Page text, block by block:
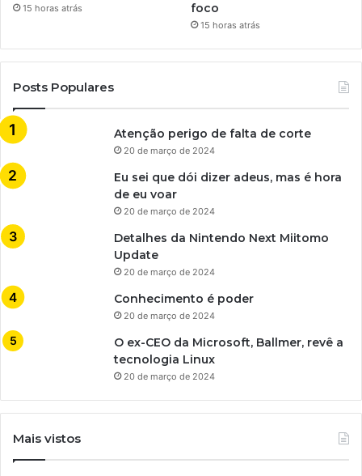
15 horas atrás
foco
15 horas atrás
Posts Populares
Atenção perigo de falta de corte
20 de março de 2024
Eu sei que dói dizer adeus, mas é hora
de eu voar
20 de março de 2024
Detalhes da Nintendo Next Miitomo
Update
20 de março de 2024
Conhecimento é poder
20 de março de 2024
O ex-CEO da Microsoft, Ballmer, revê a
tecnologia Linux
20 de março de 2024
Mais vistos